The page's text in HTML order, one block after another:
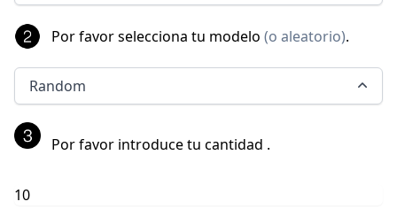
Por favor selecciona tu modelo (o aleatorio).
Random
Por favor introduce tu cantidad .